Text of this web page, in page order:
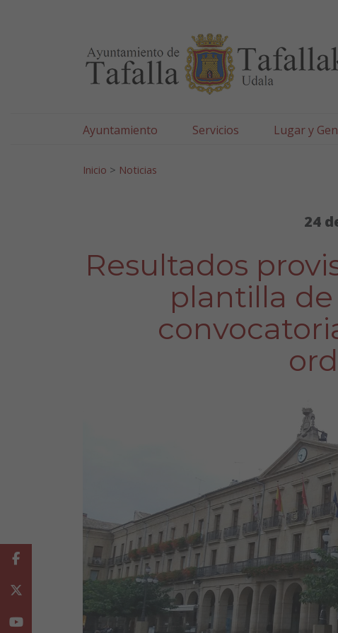
Ayuntamiento Servicios Lugar y
Inicio > Noticias
24
Resultados
plantilla
Facebook
Youtube